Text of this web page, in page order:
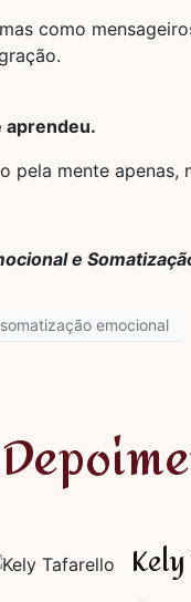
como
aprendeu.
pela mente apenas,
e
somatização emocional